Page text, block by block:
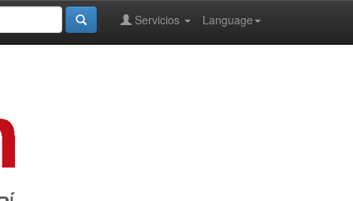
Language
Servicios